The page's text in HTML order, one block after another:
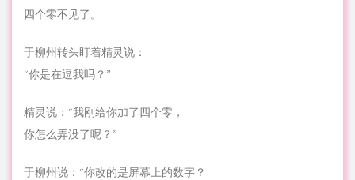
四个零不见了。
于柳州转头盯着精灵说：
“你是在逗我吗？”
精灵说：“我刚给你加了四个零，
你怎么弄没了呢？”
于柳州说：“你改的是屏幕上的数字？